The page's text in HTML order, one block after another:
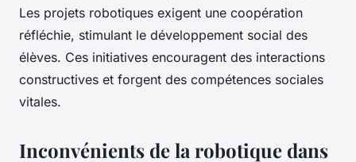
Les projets robotiques exigent une coopération
réfléchie, stimulant le développement social des
élèves. Ces initiatives encouragent des interactions
constructives et forgent des compétences sociales
vitales.
Inconvénients de la robotique dans